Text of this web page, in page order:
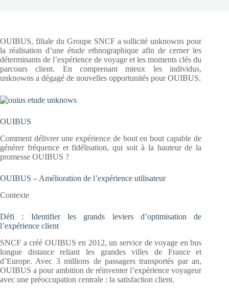
OUIBUS, filiale du Groupe SNCF a sollicité unknowns pour
la réalisation d’une étude ethnographique afin de cerner les
déterminants de l’expérience de voyage et les moments clés du
parcours client. En comprenant mieux les individus,
unknowns a dégagé de nouvelles opportunités pour OUIBUS.
OUIBUS
Comment délivrer une expérience de bout en bout capable de
générer fréquence et fidélisation, qui soit à la hauteur de la
promesse OUIBUS ?
OUIBUS – Amélioration de l’expérience utilisateur
Contexte
Défi : Identifier les grands leviers d’optimisation de
l’expérience client
SNCF a créé OUIBUS en 2012, un service de voyage en bus
longue distance reliant les grandes villes de France et
d’Europe. Avec 3 millions de passagers transportés par an,
OUIBUS a pour ambition de réinventer l’expérience voyageur
avec une préoccupation centrale : la satisfaction client.